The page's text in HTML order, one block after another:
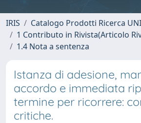
IRIS
Catalogo Prodotti Ricerca
1 Contributo in Rivista(Articolo
1.4 Nota a sentenza
Istanza di adesione,
accordo e immediata
termine per ricorrere:
critiche.